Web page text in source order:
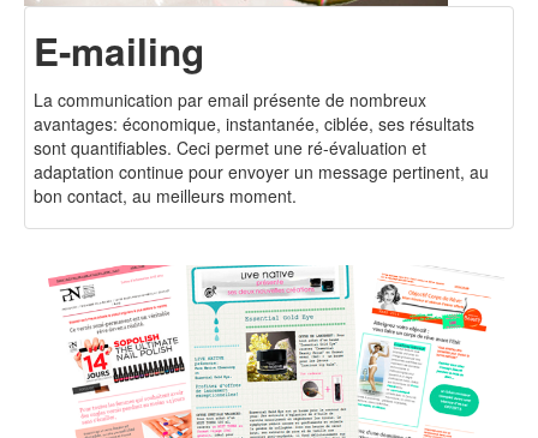
E-mailing
La communication par email présente de nombreux
avantages: économique, instantanée, ciblée, ses résultats
sont quantifiables. Ceci permet une ré-évaluation et
adaptation continue pour envoyer un message pertinent, au
bon contact, au meilleurs moment.